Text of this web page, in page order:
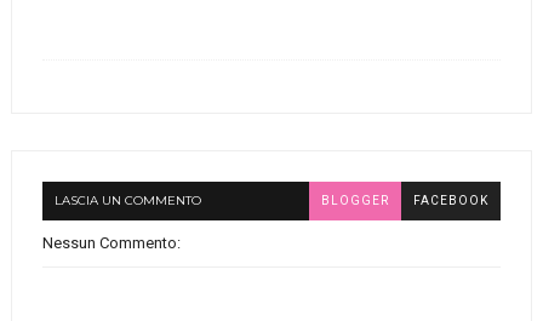
LASCIA UN COMMENTO BLOGGER FACEBOOK
Nessun Commento: